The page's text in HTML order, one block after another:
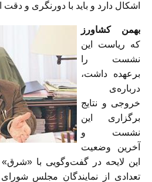
اشکال دارد و باید با دورنگری و
بهمن كشاورز
كه رياست اين
نشست را
برعهده داشت،
درباره‌ی
خروجی و نتایج
برگزاری این
نشست و
آخرین وضعیت
این لایحه در گفت‌وگویی با
تعدادی از نمایندگان مجلس